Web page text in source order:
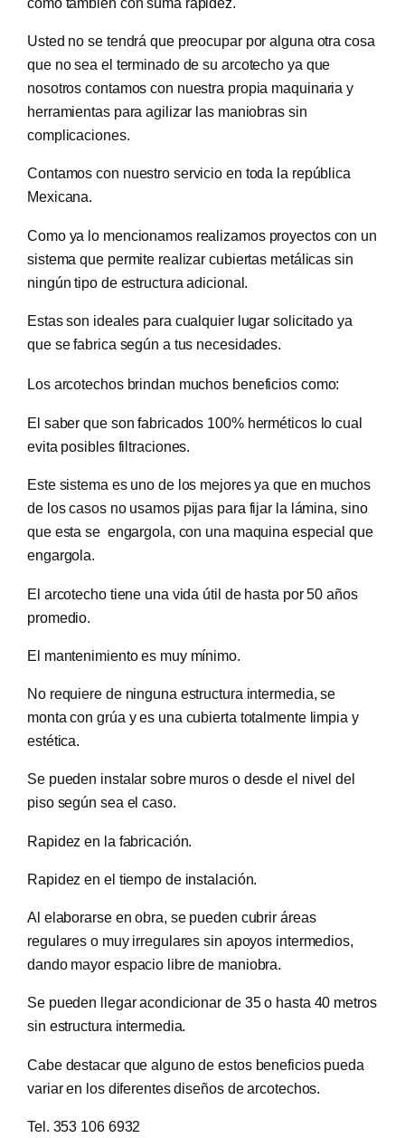
Usted no se tendrá que preocupar por alguna otra cosa
que no sea el terminado de su arcotecho ya que
nosotros contamos con nuestra propia maquinaria y
herramientas para agilizar las maniobras sin
complicaciones.
Contamos con nuestro servicio en toda la república
Mexicana.
Como ya lo mencionamos realizamos proyectos con un
sistema que permite realizar cubiertas metálicas sin
ningún tipo de estructura adicional.
Estas son ideales para cualquier lugar solicitado ya
que se fabrica según a tus necesidades.
Los arcotechos brindan muchos beneficios como:
El saber que son fabricados 100% herméticos lo cual
evita posibles filtraciones.
Este sistema es uno de los mejores ya que en muchos
de los casos no usamos pijas para fijar la lámina, sino
que esta se engargola, con una maquina especial que
engargola.
El arcotecho tiene una vida útil de hasta por 50 años
promedio.
El mantenimiento es muy mínimo.
No requiere de ninguna estructura intermedia, se
monta con grúa y es una cubierta totalmente limpia y
estética.
Se pueden instalar sobre muros o desde el nivel del
piso según sea el caso.
Rapidez en la fabricación.
Rapidez en el tiempo de instalación.
Al elaborarse en obra, se pueden cubrir áreas
regulares o muy irregulares sin apoyos intermedios,
dando mayor espacio libre de maniobra.
Se pueden llegar acondicionar de 35 o hasta 40 metros
sin estructura intermedia.
Cabe destacar que alguno de estos beneficios pueda
variar en los diferentes diseños de arcotechos.
Tel. 353 106 6932